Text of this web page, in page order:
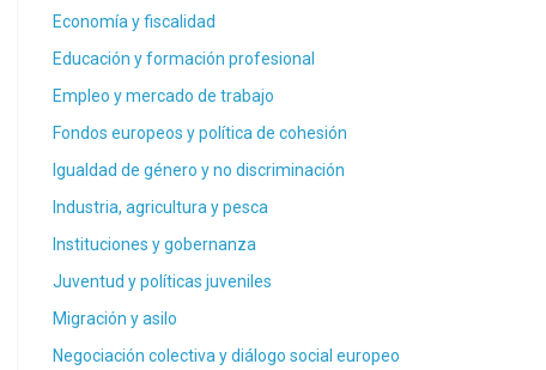
Economía y fiscalidad
Educación y formación profesional
Empleo y mercado de trabajo
Fondos europeos y política de cohesión
Igualdad de género y no discriminación
Industria, agricultura y pesca
Instituciones y gobernanza
Juventud y políticas juveniles
Migración y asilo
Negociación colectiva y diálogo social europeo